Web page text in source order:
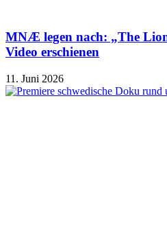
MNÆ legen nach: „The
Video erschienen
11. Juni 2026